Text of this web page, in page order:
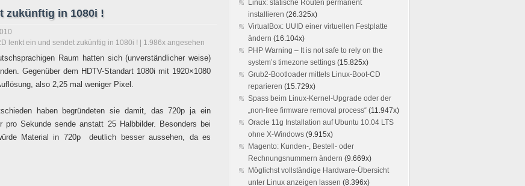
zukünftig in 1080i !
lenkt ein und sendet zukünftig in 1080i ! | 1.986x angesehen
Raum hatten sich (unverständlicher weise)
Gegenüber dem HDTV-Standart 1080i mit 1920×1080
also 2,25 mal weniger Pixel.
haben begründeten sie damit, das 720p ja ein
Sekunde sende anstatt 25 Halbbilder. Besonders bei
Material in 720p deutlich besser aussehen, da es
Linux: statische Routen permanent
installieren (26.325x)
VirtualBox: UUID einer virtuellen Festplatte
ändern (16.104x)
PHP Warning – It is not safe to rely on the
system’s timezone settings (15.825x)
Grub2-Bootloader mittels Linux-Boot-CD
reparieren (15.729x)
Spass beim Linux-Kernel-Upgrade oder der
„non-free firmware removal process“ (11.947x)
Oracle 11g Installation auf Ubuntu 10.04 LTS
ohne X-Windows (9.915x)
Magento: Kunden-, Bestell- oder
Rechnungsnummern ändern (9.669x)
Möglichst vollständige Hardware-Übersicht
unter Linux anzeigen lassen (8.396x)